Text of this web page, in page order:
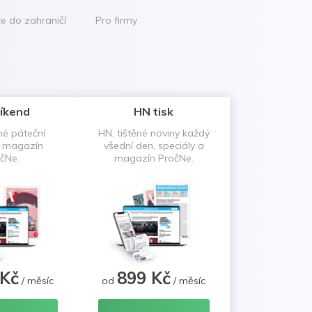
do zahraničí Pro firmy
páteční
/ měsíc
HN tisk
HN, tištěné noviny každý
všední den, speciály a
magazín PročNe.
od 899 Kč / měsíc